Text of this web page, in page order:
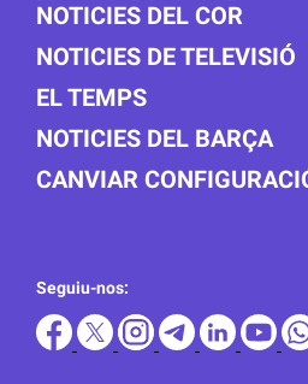
NOTICIES DEL COR
NOTICIES DE TELEVISIÓ
EL TEMPS
NOTICIES DEL BARÇA
CANVIAR
Seguiu-nos: